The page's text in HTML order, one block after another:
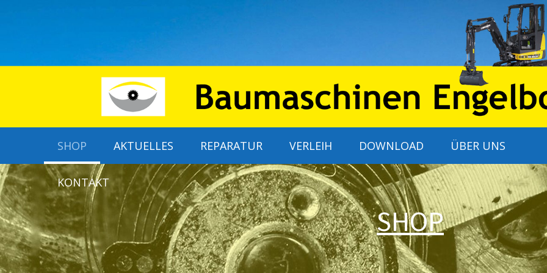
SHOP AKTUELLES REPARATUR VERLEIH DOWNLOAD ÜBER UNS
KONTAKT
SHOP